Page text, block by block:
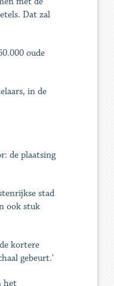
Dat zal
oude
in de
de plaatsing
stad
ook stuk
kortere
gebeurt.'
het